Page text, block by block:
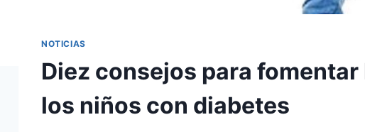
NOTICIAS
Diez consejos para
los niños con diabetes